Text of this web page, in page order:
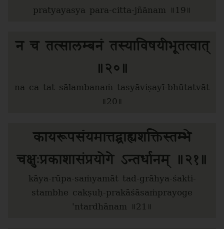
pratyayasya para-citta-jñānam ॥19॥
न च तत्सालम्बनं तस्याविषयीभूतत्वात्
॥२०॥
na ca tat sālambanaṁ tasyāviṣayī-bhūtatvāt
॥20॥
कायरूपसंयमात्तद्ग्राह्यशक्तिस्तम्भे
चक्षुःप्रकाशासंप्रयोगे ऽन्तर्धानम् ॥२१॥
kāya-rūpa-saṁyamāt tad-grāhya-śakti-
stambhe cakṣuḥ-prakāśāsaṁprayoge
'ntardhānam ॥21॥